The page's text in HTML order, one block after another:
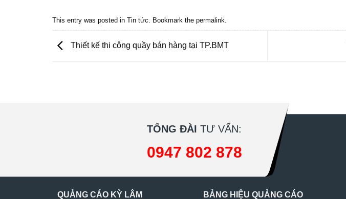
This entry was posted in Tin tức . Bookmark the permalink
Thiết kế thi công quầy bán hàng tại TP.BMT
TỔNG ĐÀI TƯ VẤN:
0947 802 878
QUẢNG CÁO KỲ LÂM BẢNG HIỆU QUẢNG CÁO